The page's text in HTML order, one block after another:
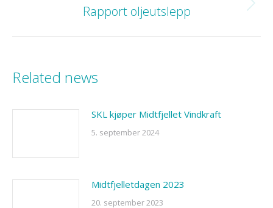
Next
Rapport oljeutslepp
Related news
SKL kjøper Midtfjellet Vindkraft
5. september 2024
Midtfjelletdagen 2023
20. september 2023